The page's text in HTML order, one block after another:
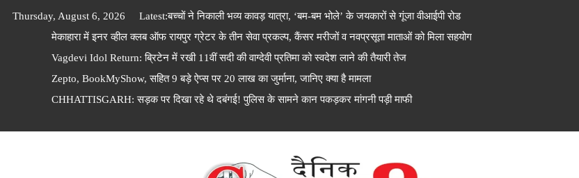
Thursday, August 6, 2026 Latest:बच्चों ने निकाली भव्य कावड़ यात्रा, ‘बम-बम भोले’ के जयकारों से गूंजा वीआईपी रोड
मेकाहारा में इनर व्हील क्लब ऑफ रायपुर ग्रेटर के तीन सेवा प्रकल्प, कैंसर मरीजों व नवप्रसूता माताओं को मिला सहयोग
Vagdevi Idol Return: ब्रिटेन में रखी 11वीं सदी की वाग्देवी प्रतिमा को स्वदेश लाने की तैयारी तेज
Zepto, BookMyShow, सहित 9 बड़े ऐप्स पर 20 लाख का जुर्माना, जानिए क्या है मामला
CHHATTISGARH: सड़क पर दिखा रहे थे दबंगई! पुलिस के सामने कान पकड़कर मांगनी पड़ी माफी